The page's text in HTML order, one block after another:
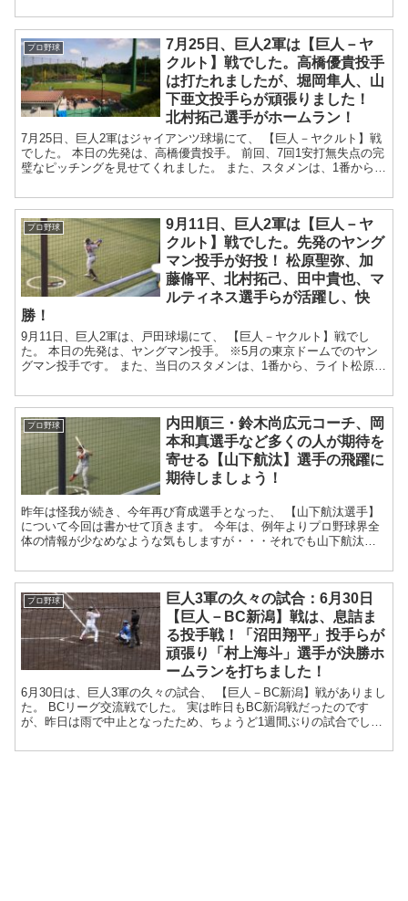
プロ野球
7月25日、巨人2軍は【巨人－ヤ
クルト】戦でした。高橋優貴投手
は打たれましたが、堀岡隼人、山
下亜文投手らが頑張りました！
北村拓己選手がホームラン！
7月25日、巨人2軍はジャイアンツ球場にて、 【巨人－ヤクルト】戦
でした。 本日の先発は、高橋優貴投手。 前回、7回1安打無失点の完
璧なピッチングを見せてくれました。 また、スタメンは、1番から、
プロ野球
9月11日、巨人2軍は【巨人－ヤ
クルト】戦でした。先発のヤング
マン投手が好投！ 松原聖弥、加
藤脩平、北村拓己、田中貴也、マ
ルティネス選手らが活躍し、快
勝！
9月11日、巨人2軍は、戸田球場にて、 【巨人－ヤクルト】戦でし
た。 本日の先発は、ヤングマン投手。 ※5月の東京ドームでのヤン
グマン投手です。 また、当日のスタメンは、1番から、ライト松原、
プロ野球
内田順三・鈴木尚広元コーチ、岡
本和真選手など多くの人が期待を
寄せる【山下航汰】選手の飛躍に
期待しましょう！
昨年は怪我が続き、今年再び育成選手となった、 【山下航汰選手】
について今回は書かせて頂きます。 今年は、例年よりプロ野球界全
体の情報が少なめなような気もしますが・・・それでも山下航汰選
プロ野球
巨人3軍の久々の試合：6月30日
【巨人－BC新潟】戦は、息詰ま
る投手戦！「沼田翔平」投手らが
頑張り「村上海斗」選手が決勝ホ
ームランを打ちました！
6月30日は、巨人3軍の久々の試合、 【巨人－BC新潟】戦がありまし
た。 BCリーグ交流戦でした。 実は昨日もBC新潟戦だったのです
が、昨日は雨で中止となったため、ちょうど1週間ぶりの試合でし